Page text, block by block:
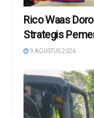
Rico Waas
Strategis
9 AGUSTUS 2026